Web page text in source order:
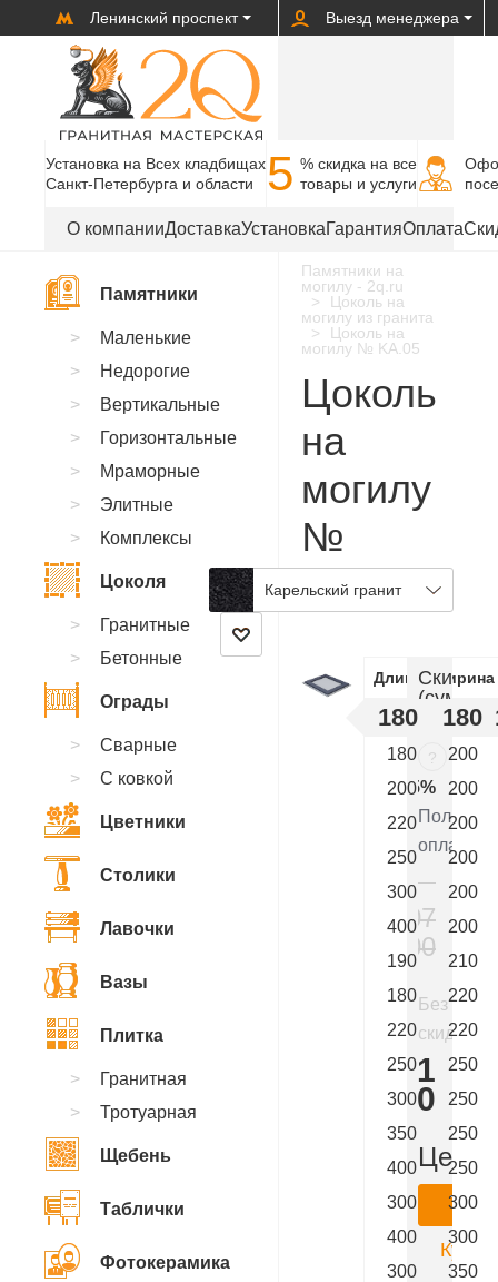
Ленинский проспект Выезд менеджера
Установка на Всех кладбищах
Санкт-Петербурга и области
5 % cкидка на все
товары и услуги
О компанииДоставкаУстановкаГарантияОплата
Памятники на
могилу - 2q.ru
Цоколь на
могилу из гранита
Цоколь на
могилу № KA.05
Цоколь
на
могилу
№
KA.05
Карельский гранит
ДлиннаШирина
180 180
180
200
200
200
220
200
250
200
300
200
400
200
190
210
180
220
220
220
250
250
300
250
350
250
400
250
300
300
400
300
300
350
Скидки
:
?
5%
Полная
оплата
107
000
₽
Без
скидки
101
700
₽
Цена:
Памятники
Маленькие
Недорогие
Вертикальные
Горизонтальные
Мраморные
Элитные
Комплексы
Цоколя
Гранитные
Бетонные
Ограды
Сварные
С ковкой
Цветники
Столики
Лавочки
Вазы
Плитка
Гранитная
Тротуарная
Щебень
Таблички
Фотокерамика